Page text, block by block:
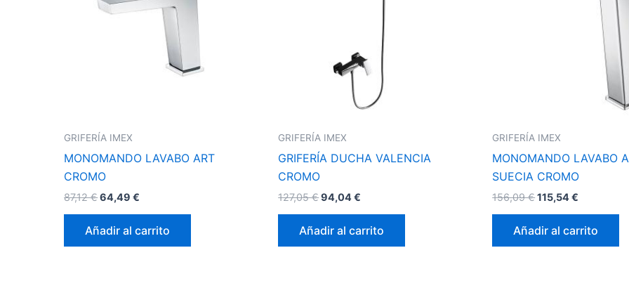
GRIFERÍA IMEX
MONOMANDO LAVABO ART
CROMO
87,12€64,49€
Añadir al carrito
GRIFERÍA IMEX
GRIFERÍA DUCHA VALENCIA
CROMO
127,05€94,04€
Añadir al carrito
GRIFERÍA IMEX
MONOMANDO LAVABO
SUECIA CROMO
156,09€115,54€
Añadir al carrito